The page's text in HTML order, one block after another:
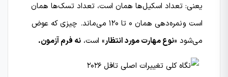
یعنی: تعداد اسکیل‌ها همان است، تعداد تسک‌ها همان
است و نمره‌دهی همان 0 تا 120 می‌ماند. چیزی که عوض
می‌شود «نوع مهارت مورد انتظار» است، نه فرم آزمون.